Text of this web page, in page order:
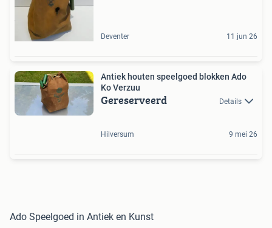
Deventer 11 jun 26
Antiek houten speelgoed blokken Ado
Ko Verzuu
Gereserveerd Details
Hilversum 9 mei 26
Ado Speelgoed in Antiek en Kunst